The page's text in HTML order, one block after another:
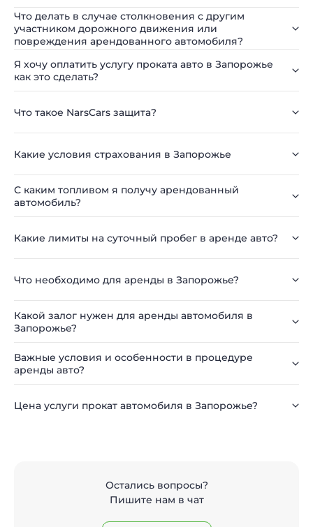
Что делать в случае столкновения с другим
участником дорожного движения или
повреждения арендованного автомобиля?
Я хочу оплатить услугу проката авто в Запорожье
как это сделать?
Что такое NarsCars защита?
Какие условия страхования в Запорожье
С каким топливом я получу арендованный
автомобиль?
Какие лимиты на суточный пробег в аренде авто?
Что необходимо для аренды в Запорожье?
Какой залог нужен для аренды автомобиля в
Запорожье?
Важные условия и особенности в процедуре
аренды авто?
Цена услуги прокат автомобиля в Запорожье?
Остались вопросы?
Пишите нам в чат